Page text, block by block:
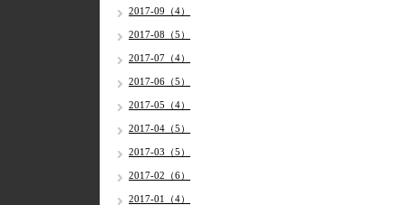
2017-09（4）
2017-08（5）
2017-07（4）
2017-06（5）
2017-05（4）
2017-04（5）
2017-03（5）
2017-02（6）
2017-01（4）